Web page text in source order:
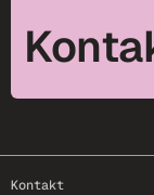
Kontakt